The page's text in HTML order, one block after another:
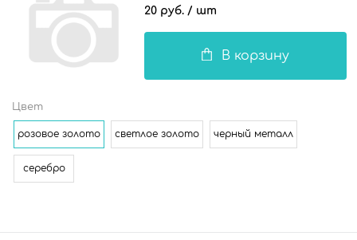
20 руб. / шт
В корзину
Цвет
розовое золото светлое золото черный металл
серебро